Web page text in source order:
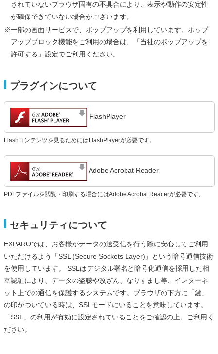
されていないブラウザ固有の不具合により、表示や動作の安定性
が確保できていない場合がございます。
※一部の画面サービスで、ポップアップを利用しています。ポップ
アップブロック機能をご利用の場合は、「当社のポップアップを
許可する」設定でご利用ください。
プラグインについて
FlashPlayer
Flashコンテンツを見るためにはFlashPlayerが必要です。
Adobe Acrobat Reader
PDFファイルを閲覧・印刷する場合にはAdobe Acrobat Readerが必要です。
セキュリティについて
EXPAROでは、お客様がデータの送受信を行う際に安心してご利用
いただけるよう「SSL (Secure Sockets Layer)」という暗号通信技術
を使用しています。 SSLはデジタル署名と暗号化通信を採用した相
互認証により、データの盗聴や改ざん、なりすまし等、インターネ
ット上での通信を保護するシステムです。ブラウザの下方に「鍵」
の印がついている時は、SSLモードにいることを意味しています。
「SSL」の利用が有効に設定されていることをご確認の上、ご利用く
ださい。